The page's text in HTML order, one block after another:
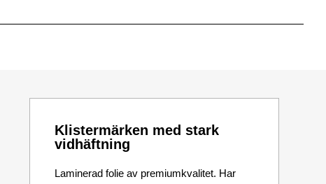
Klistermärken med stark
vidhäftning
Laminerad folie av premiumkvalitet. Har